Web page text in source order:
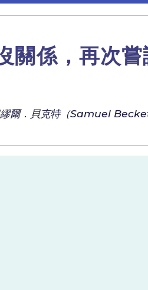
關係，再次
爾．貝克特（Samuel Beckett